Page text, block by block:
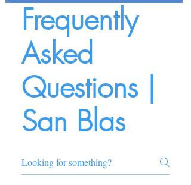
Frequently
Asked
Questions |
San Blas